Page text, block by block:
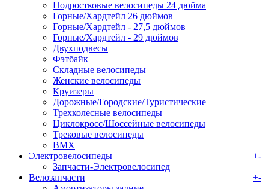
Подростковые велосипеды 24 дюйма
Горные/Хардтейл 26 дюймов
Горные/Хардтейл - 27,5 дюймов
Горные/Хардтейл - 29 дюймов
Двухподвесы
Фэтбайк
Складные велосипеды
Женские велосипеды
Круизеры
Дорожные/Городские/Туристические
Трехколесные велосипеды
Циклокросс/Шоссейные велосипеды
Трековые велосипеды
BMX
Электровелосипеды
+-
Запчасти-Электровелосипед
Велозапчасти
+-